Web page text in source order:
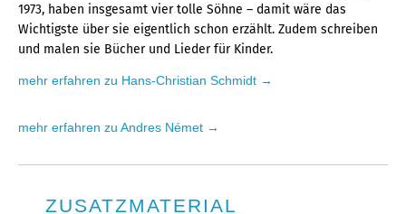
1973, haben insgesamt vier tolle Söhne – damit wäre das
Wichtigste über sie eigentlich schon erzählt. Zudem schreiben
und malen sie Bücher und Lieder für Kinder.
mehr erfahren zu Hans-Christian Schmidt
mehr erfahren zu Andres Német
ZUSATZMATERIAL